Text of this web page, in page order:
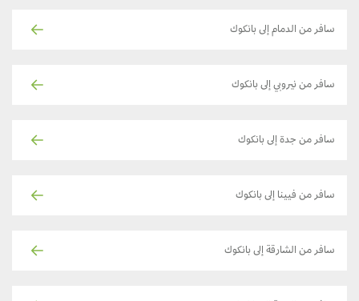
سافر من الدمام إلى بانكوك
سافر من نيروبي إلى بانكوك
سافر من جدة إلى بانكوك
سافر من فيينا إلى بانكوك
سافر من الشارقة إلى بانكوك